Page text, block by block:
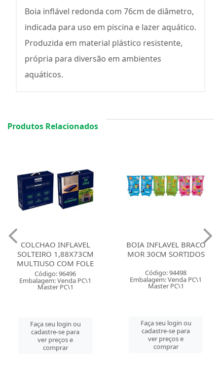
Boia inflável redonda com 76cm de diâmetro,
indicada para uso em piscina e lazer aquático.
Produzida em material plástico resistente,
própria para diversão em ambientes
aquáticos.
Produtos Relacionados
COLCHAO INFLAVEL
SOLTEIRO 1,88X73CM
MULTIUSO COM FOLE
Código: 96496
Embalagem: Venda PC\1
Master PC\1
Faça seu login ou
cadastre-se para
ver preços e
comprar
BOIA INFLAVEL BRACO
MOR 30CM SORTIDOS
Código: 94498
Embalagem: Venda PC\1
Master PC\1
Faça seu login ou
cadastre-se para
ver preços e
comprar